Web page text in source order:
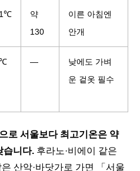
약
130
이른 아침엔
안개
—
낮에도 가벼
운 겉옷 필수
로 서울보다 최고기온은 약
니다. 후라노·비에이 같은
산악·바닷가로 가면 「서울